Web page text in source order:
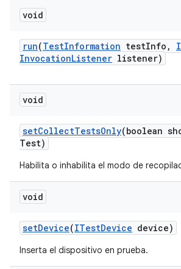
void
run(TestInformation testInfo ,
InvocationListener listener)
void
setCollectTestsOnly(boolean
Test)
Habilita o inhabilita el modo de
void
setDevice(ITestDevice device)
Inserta el dispositivo en prueba.